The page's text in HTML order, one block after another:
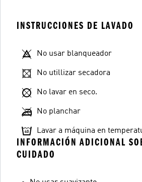
INSTRUCCIONES DE LAVADO
No usar blanqueador
No utillizar secadora
No lavar en seco.
No planchar
Lavar a máquina en
INFORMACIÓN ADICIONAL
CUIDADO